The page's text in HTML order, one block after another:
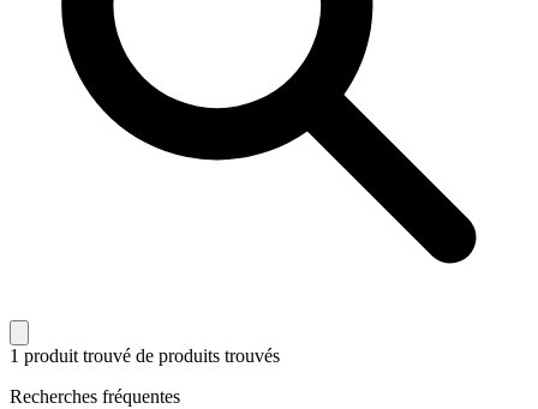
1 produit trouvé de produits trouvés
Recherches fréquentes